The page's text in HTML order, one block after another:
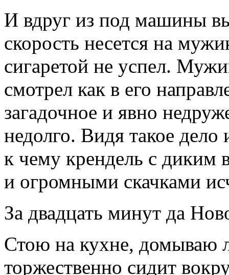
И вдруг из под машины
скорость несется на
сигаретой не успел.
смотрел как в его
загадочное и явно
недолго. Видя такое дело
к чему крендель с диким
и огромными скачками
За двадцать минут да
Стою на кухне, домываю
торжественно сидит